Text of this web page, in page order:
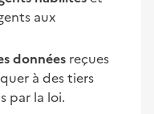
aux
données reçues
à des tiers
par la loi.